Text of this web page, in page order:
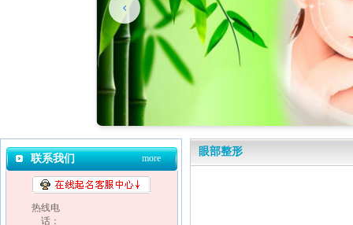
联系我们 more
热线电
话：
眼部整形